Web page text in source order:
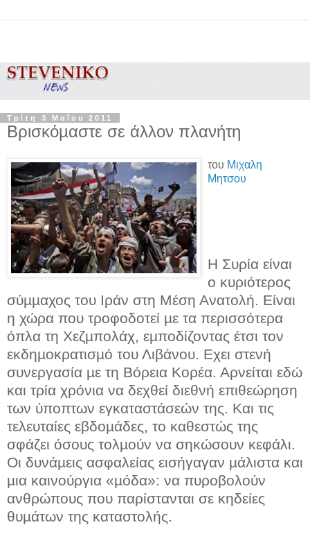
Τρίτη 3 Μαΐου 2011
Βρισκόµαστε σε άλλον πλανήτη
του Μιχαλη
Μητσου
Η Συρία είναι
ο κυριότερος
σύµµαχος του Ιράν στη Μέση Ανατολή. Είναι
η χώρα που τροφοδοτεί µε τα περισσότερα
όπλα τη Χεζµπολάχ, εµποδίζοντας έτσι τον
εκδηµοκρατισµό του Λιβάνου. Εχει στενή
συνεργασία µε τη Βόρεια Κορέα. Αρνείται εδώ
και τρία χρόνια να δεχθεί διεθνή επιθεώρηση
των ύποπτων εγκαταστάσεών της. Και τις
τελευταίες εβδοµάδες, το καθεστώς της
σφάζει όσους τολµούν να σηκώσουν κεφάλι.
Οι δυνάµεις ασφαλείας εισήγαγαν µάλιστα και
µια καινούργια «µόδα»: να πυροβολούν
ανθρώπους που παρίστανται σε κηδείες
θυµάτων της καταστολής.